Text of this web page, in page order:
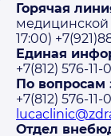
Горячая
17:00)
Единая
+7(812) 576-11-
По вопросам
+7(812) 576-11-
Отдел